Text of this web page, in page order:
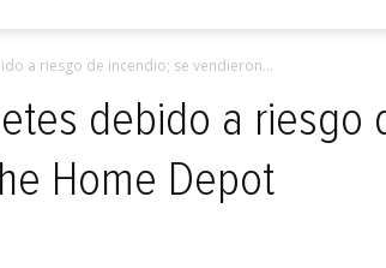
a riesgo de incendio; se vendieron...
debido a riesgo
Home Depot